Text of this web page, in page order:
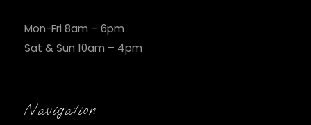
Mon-Fri 8am – 6pm
Sat & Sun 10am – 4pm
Navigation